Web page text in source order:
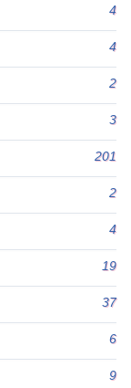
4
4
2
3
201
2
4
19
37
6
9